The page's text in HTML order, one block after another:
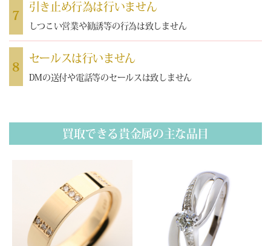
7
引き止め行為は行いません
しつこい営業や勧誘等の行為は致しません
8
セールスは行いません
DMの送付や電話等のセールスは致しません
買取できる貴金属の主な品目